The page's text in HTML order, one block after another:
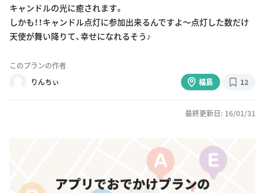
キャンドルの光に癒されます。
しかも！！キャンドル点灯に参加出来るんですよ〜点灯した数だけ
天使が舞い降りて、幸せになれるそう♪
このプランの作者
りんちぃ
福島 12
最終更新日: 16/01/31